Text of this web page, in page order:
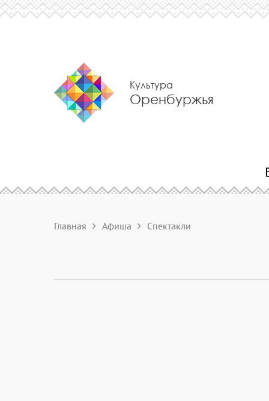
Культура
Оренбуржья
Главная Афиша Спектакли